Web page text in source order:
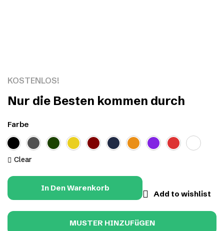
KOSTENLOS!
Nur die Besten kommen durch
Farbe
Clear
In Den Warenkorb
Add to wishlist